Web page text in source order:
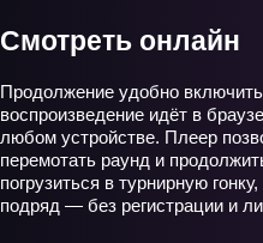
Смотреть онлайн
Продолжение удобно
воспроизведение идёт в
любом устройстве. Плеер
перемотать раунд и
погрузиться в турнирную
подряд — без регистрации и